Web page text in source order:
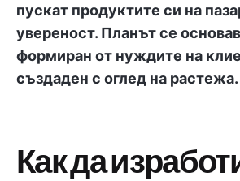
пускат продуктите си на
увереност. Планът се
формиран от нуждите на
създаден с оглед на растежа.
Как да